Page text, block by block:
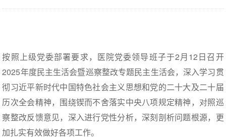
按照上级党委部署要求，医院党委领导班子于2月12日召开
2025年度民主生活会暨巡察整改专题民主生活会，深入学习贯
彻习近平新时代中国特色社会主义思想和党的二十大及二十届
历次全会精神，围绕锲而不舍落实中央八项规定精神，对照巡
察整改反馈意见，深入进行党性分析，深刻剖析问题根源，更
加扎实有效做好各项工作。